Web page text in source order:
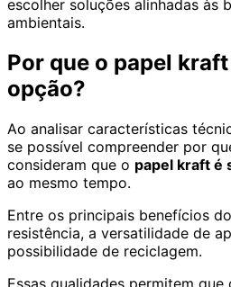
escolher soluções alinhadas às
ambientais.
Por que o papel
opção?
Ao analisar características
se possível compreender por
consideram que o papel kraft é
ao mesmo tempo.
Entre os principais benefícios
resistência, a versatilidade de
possibilidade de reciclagem.
Essas qualidades permitem